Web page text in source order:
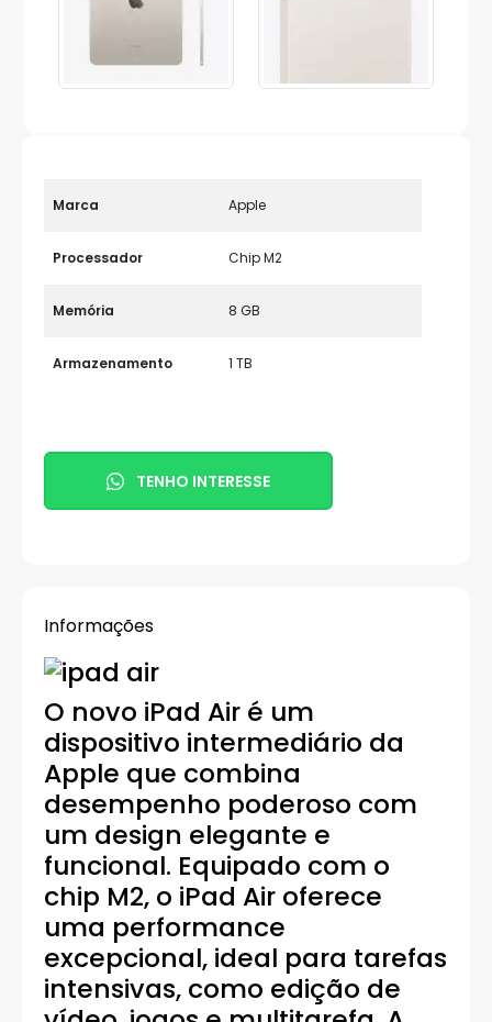
Marca Apple
Processador Chip M2
Memória 8 GB
Armazenamento 1 TB
TENHO INTERESSE
Informações
O novo iPad Air é um
dispositivo intermediário da
Apple que combina
desempenho poderoso com
um design elegante e
funcional. Equipado com o
chip M2, o iPad Air oferece
uma performance
excepcional, ideal para tarefas
intensivas, como edição de